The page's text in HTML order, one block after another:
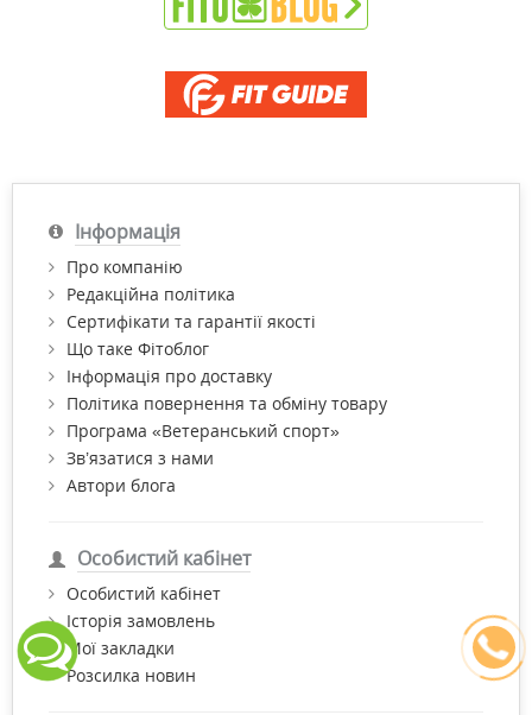
Інформація
Про компанію
Редакційна політика
Сертифікати та гарантії якості
Що таке Фітоблог
Інформація про доставку
Політика повернення та обміну товару
Програма «Ветеранський спорт»
Зв’язатися з нами
Автори блога
Особистий кабінет
Особистий кабінет
Історія замовлень
Мої закладки
Розсилка новин